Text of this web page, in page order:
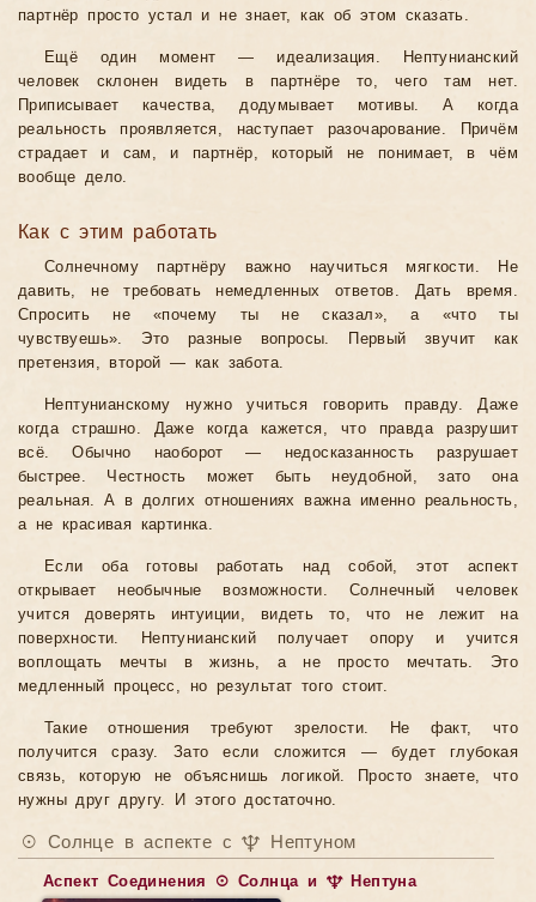
партнёр просто устал и не знает, как об этом сказать.
Ещё один момент — идеализация. Нептунианский
человек склонен видеть в партнёре то, чего там нет.
Приписывает качества, додумывает мотивы. А когда
реальность проявляется, наступает разочарование. Причём
страдает и сам, и партнёр, который не понимает, в чём
вообще дело.
Как с этим работать
Солнечному партнёру важно научиться мягкости. Не
давить, не требовать немедленных ответов. Дать время.
Спросить не «почему ты не сказал», а «что ты
чувствуешь». Это разные вопросы. Первый звучит как
претензия, второй — как забота.
Нептунианскому нужно учиться говорить правду. Даже
когда страшно. Даже когда кажется, что правда разрушит
всё. Обычно наоборот — недосказанность разрушает
быстрее. Честность может быть неудобной, зато она
реальная. А в долгих отношениях важна именно реальность,
а не красивая картинка.
Если оба готовы работать над собой, этот аспект
открывает необычные возможности. Солнечный человек
учится доверять интуиции, видеть то, что не лежит на
поверхности. Нептунианский получает опору и учится
воплощать мечты в жизнь, а не просто мечтать. Это
медленный процесс, но результат того стоит.
Такие отношения требуют зрелости. Не факт, что
получится сразу. Зато если сложится — будет глубокая
связь, которую не объяснишь логикой. Просто знаете, что
нужны друг другу. И этого достаточно.
☉ Солнце в аспекте с ♆ Нептуном
Аспект Соединения ☉ Солнца и ♆ Нептуна